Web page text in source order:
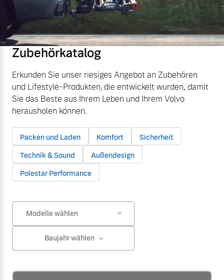
Zubehörkatalog
Erkunden Sie unser riesiges Angebot an Zubehören
und Lifestyle-Produkten, die entwickelt wurden, damit
Sie das Beste aus Ihrem Leben und Ihrem Volvo
herausholen können.
Packen und Laden Komfort
Sicherheit
Technik & Sound
Außendesign
Polestar Performance
Modelle wählen
Baujahr wählen